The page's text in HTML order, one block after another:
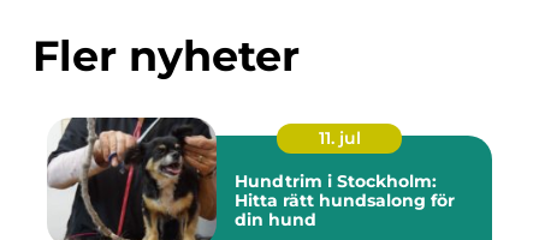
Fler nyheter
11. jul
Hundtrim i Stockholm:
Hitta rätt hundsalong för
din hund